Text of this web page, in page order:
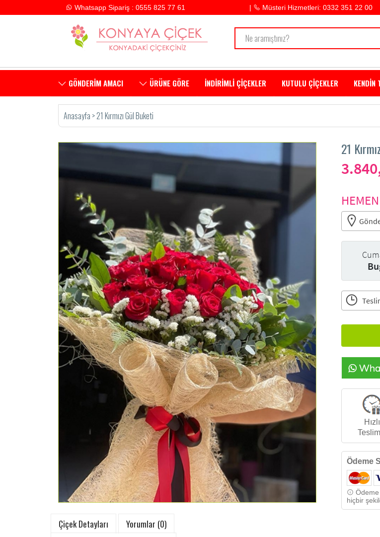
| Müsteri Hizmetleri: 0332 351 22 00
Whatsapp Sipariş : 0555 825 77 61
GÖNDERİM AMACI ÜRÜNE GÖRE İNDİRİMLİ ÇİÇEKLER KUTULU ÇİÇEKLER KENDİN
Anasayfa >21 Kırmızı Gül Buketi
21
Hızlı
Ödeme
hiçbir
Çiçek Detayları Yorumlar (0)